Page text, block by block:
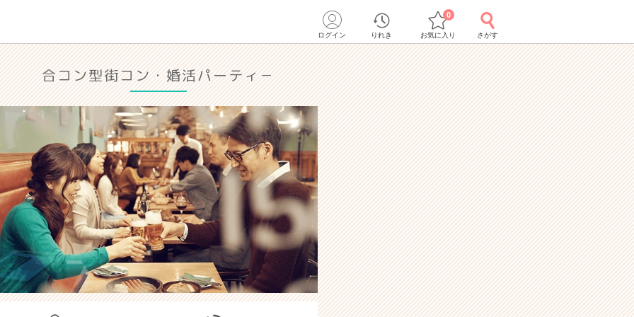
ログイン りれき お気に入り
0
さがす
合コン型街コン・婚活パーティ－